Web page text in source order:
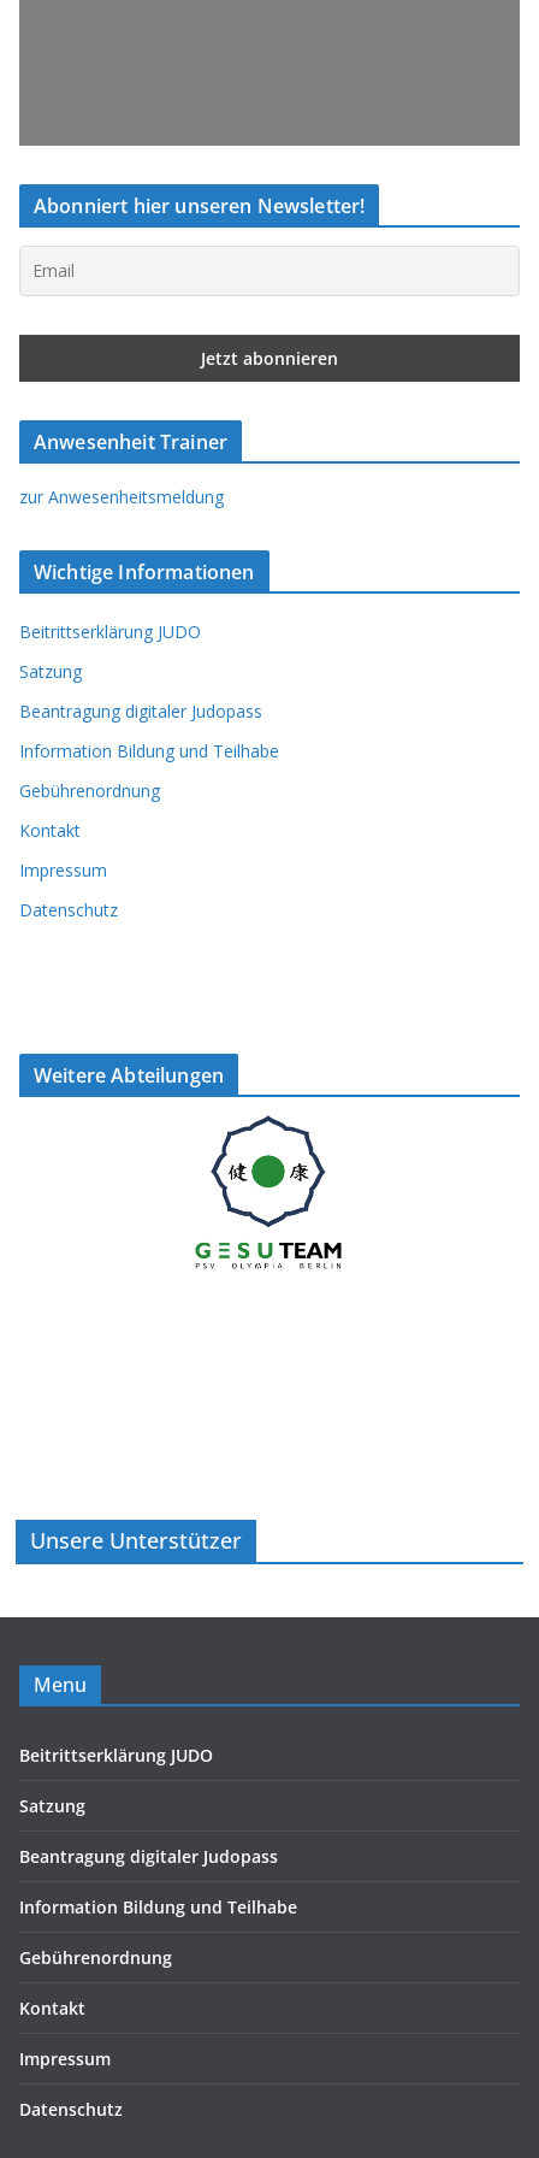
Abonniert hier unseren Newsletter!
Anwesenheit Trainer
zur Anwesenheitsmeldung
Wichtige Informationen
Beitrittserklärung JUDO
Satzung
Beantragung digitaler Judopass
Information Bildung und Teilhabe
Gebührenordnung
Kontakt
Impressum
Datenschutz
Weitere Abteilungen
Unsere Unterstützer
Menu
Beitrittserklärung JUDO
Satzung
Beantragung digitaler Judopass
Information Bildung und Teilhabe
Gebührenordnung
Kontakt
Impressum
Datenschutz